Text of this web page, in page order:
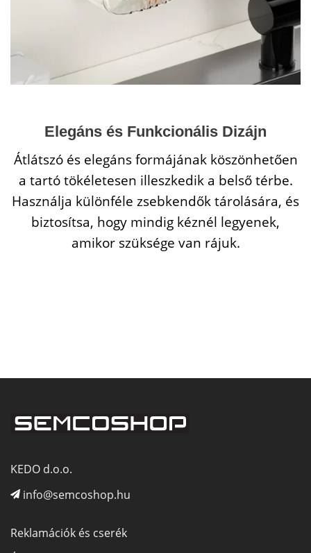
Elegáns és Funkcionális Dizájn
Átlátszó és elegáns formájának köszönhetően
a tartó tökéletesen illeszkedik a belső térbe.
Használja különféle zsebkendők tárolására, és
biztosítsa, hogy mindig kéznél legyenek,
amikor szüksége van rájuk.
KEDO d.o.o.
info@semcoshop.hu
Reklamációk és cserék